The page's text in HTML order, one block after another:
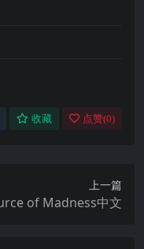
收藏 点赞(0)
上一篇
of Madness中文